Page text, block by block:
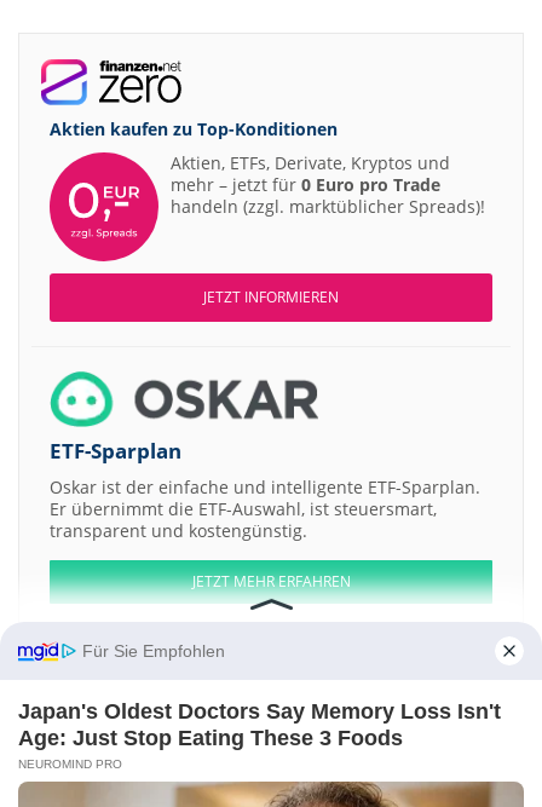
Aktien kaufen zu Top-Konditionen
Aktien, ETFs, Derivate, Kryptos und
mehr – jetzt für 0 Euro pro Trade
handeln (zzgl. marktüblicher Spreads)!
JETZT INFORMIEREN
ETF-Sparplan
Oskar ist der einfache und intelligente ETF-Sparplan.
Er übernimmt die ETF-Auswahl, ist steuersmart,
transparent und kostengünstig.
JETZT MEHR ERFAHREN
Aktien ATX DAX EuroStoxx 50 Dow Jones NASDAQ 100 Nikkei 225
S&P 500
Weitere Aktien:
Für Sie Empfohlen
Japan's Oldest Doctors Say Memory Loss Isn't
Age: Just Stop Eating These 3 Foods
NEUROMIND PRO